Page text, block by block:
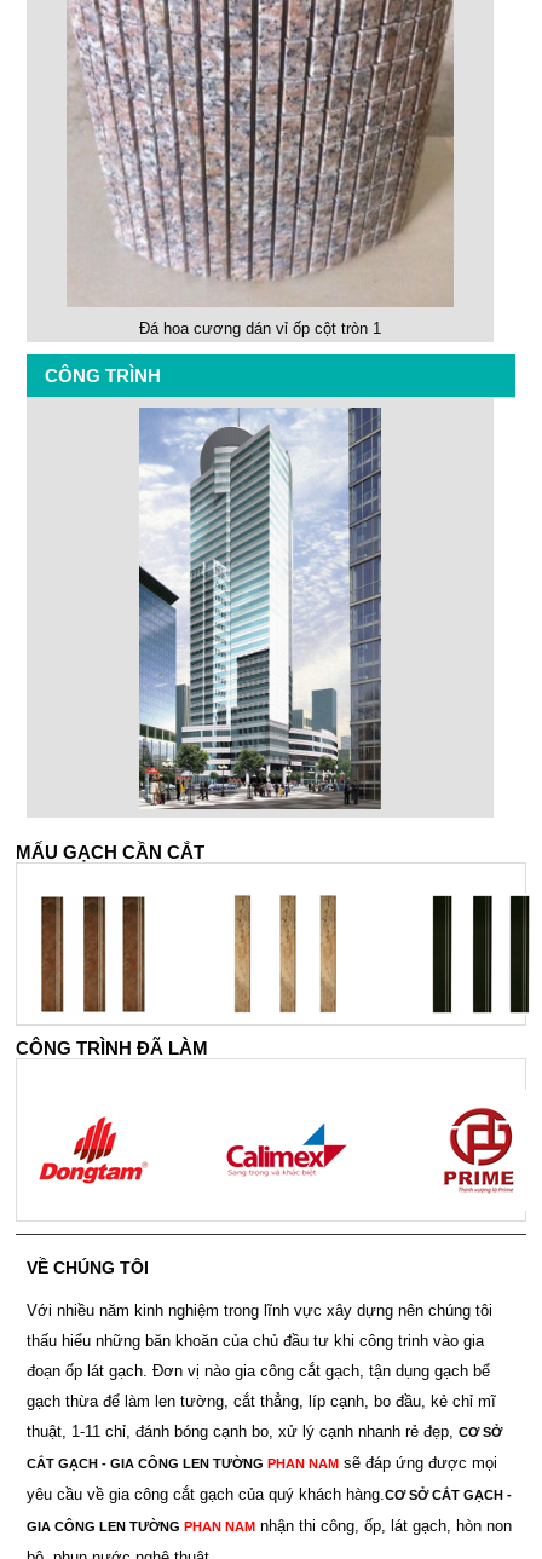
Đá hoa cương dán vỉ ốp cột tròn 1
CÔNG TRÌNH
MẤU GẠCH CẦN CẮT
CÔNG TRÌNH ĐÃ LÀM
VỀ CHÚNG TÔI
Với nhiều năm kinh nghiệm trong lĩnh vực xây dựng nên chúng tôi
thấu hiểu những băn khoăn của chủ đầu tư khi công trinh vào gia
đoạn ốp lát gạch. Đơn vị nào gia công cắt gạch, tận dụng gạch bể
gạch thừa để làm len tường, cắt thẳng, líp cạnh, bo đầu, kẻ chỉ mĩ
thuật, 1-11 chỉ, đánh bóng cạnh bo, xử lý cạnh nhanh rẻ đẹp,
CƠ SỞ
CẮT GẠCH - GIA CÔNG LEN TƯỜNG PHAN NAMsẽ đáp ứng được mọi
yêu cầu về gia công cắt gạch của quý khách hàng. CƠ SỞ CẮT GẠCH -
GIA CÔNG LEN TƯỜNG PHAN NAMnhận thi công, ốp, lát gạch, hòn non